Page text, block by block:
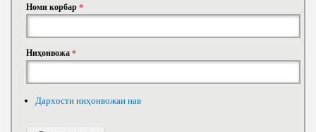
Номи корбар*
Ниҳонвожа*
Дархости ниҳонвожаи нав